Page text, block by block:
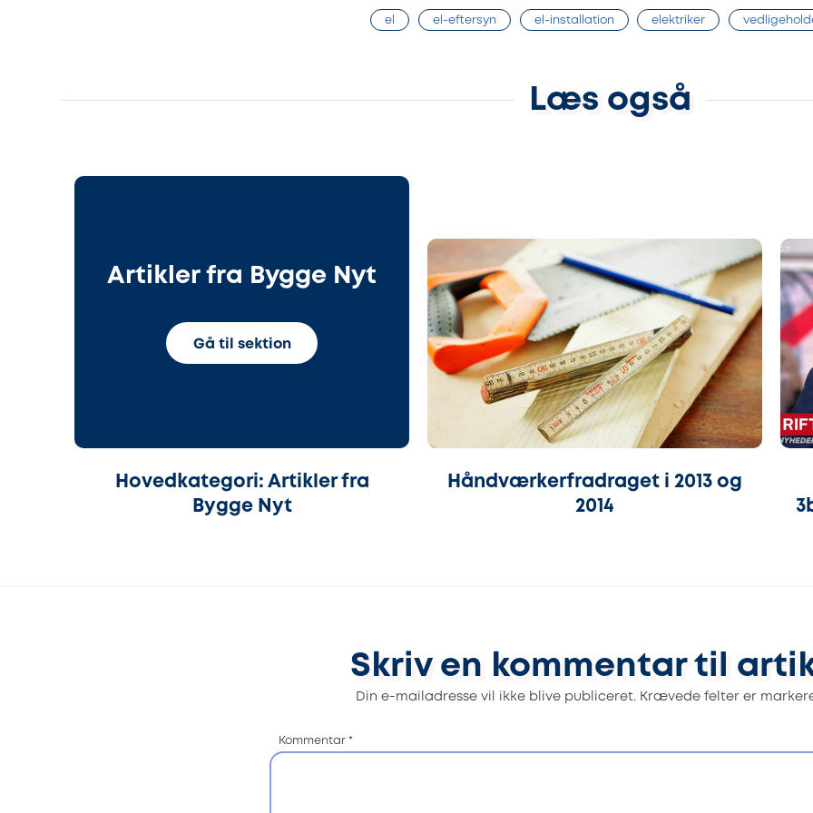
el el-eftersyn el-installation elektriker
Læs også
Artikler fra Bygge Nyt
Gå til sektion
Hovedkategori: Artikler fra
Bygge Nyt
Håndværkerfradraget i 2013 og
2014
Skriv en kommentar til
Din e-mailadresse vil ikke blive publiceret. Krævede felter er
Kommentar *